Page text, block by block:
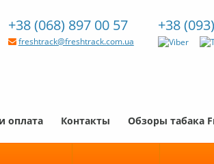
+38 (068) 897 00 57
freshtrack@freshtrack.com.ua
+38
оплата Контакты Обзоры табака